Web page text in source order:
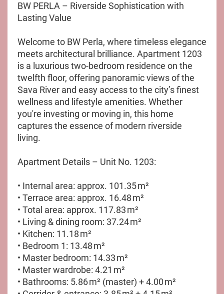
BW PERLA – Riverside Sophistication with
Lasting Value
Welcome to BW Perla, where timeless elegance
meets architectural brilliance. Apartment 1203
is a luxurious two-bedroom residence on the
twelfth floor, offering panoramic views of the
Sava River and easy access to the city’s finest
wellness and lifestyle amenities. Whether
you're investing or moving in, this home
captures the essence of modern riverside
living.
Apartment Details – Unit No. 1203:
• Internal area: approx. 101.35 m²
• Terrace area: approx. 16.48 m²
• Total area: approx. 117.83 m²
• Living & dining room: 37.24 m²
• Kitchen: 11.18 m²
• Bedroom 1: 13.48 m²
• Master bedroom: 14.33 m²
• Master wardrobe: 4.21 m²
• Bathrooms: 5.86 m² (master) + 4.00 m²